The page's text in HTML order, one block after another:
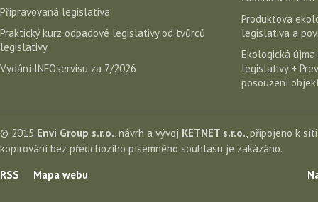
Připravovaná legislativa
Praktický kurz odpadové legislativy od tvůrců
legislativy
Vydání INFOservisu za 7/2026
Produktová
legislativa a
Ekologická
legislativy +
posouzení
© 2015 Envi Group s.r.o., návrh a vývoj KETNET s.r.o., připojeno k
kopírování bez předchozího písemného souhlasu je zakázáno.
RSS
Mapa webu